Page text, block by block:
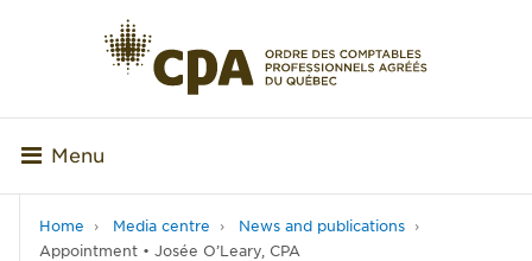
Menu
Home Media centre
News and publications
Appointment • Josée O’Leary, CPA